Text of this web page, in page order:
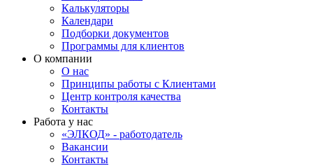
Калькуляторы
Календари
Подборки документов
Программы для клиентов
О компании
О нас
Принципы работы с Клиентами
Центр контроля качества
Контакты
Работа у нас
«ЭЛКОД» - работодатель
Вакансии
Контакты